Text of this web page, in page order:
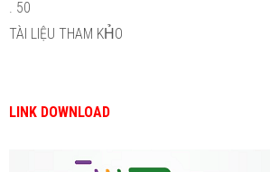
. 50
TÀI LIỆU THAM KH̉O
LINK DOWNLOAD